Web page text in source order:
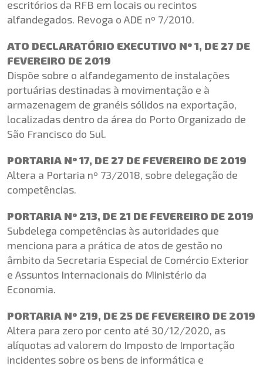
escritórios da RFB em locais ou recintos
alfandegados. Revoga o ADE nº 7/2010.
ATO DECLARATÓRIO EXECUTIVO Nº 1, DE 27 DE
FEVEREIRO DE 2019
Dispõe sobre o alfandegamento de instalações
portuárias destinadas à movimentação e à
armazenagem de granéis sólidos na exportação,
localizadas dentro da área do Porto Organizado de
São Francisco do Sul.
PORTARIA Nº 17, DE 27 DE FEVEREIRO DE 2019
Altera a Portaria nº 73/2018, sobre delegação de
competências.
PORTARIA Nº 213, DE 21 DE FEVEREIRO DE 2019
Subdelega competências às autoridades que
menciona para a prática de atos de gestão no
âmbito da Secretaria Especial de Comércio Exterior
e Assuntos Internacionais do Ministério da
Economia.
PORTARIA Nº 219, DE 25 DE FEVEREIRO DE 2019
Altera para zero por cento até 30/12/2020, as
alíquotas ad valorem do Imposto de Importação
incidentes sobre os bens de informática e